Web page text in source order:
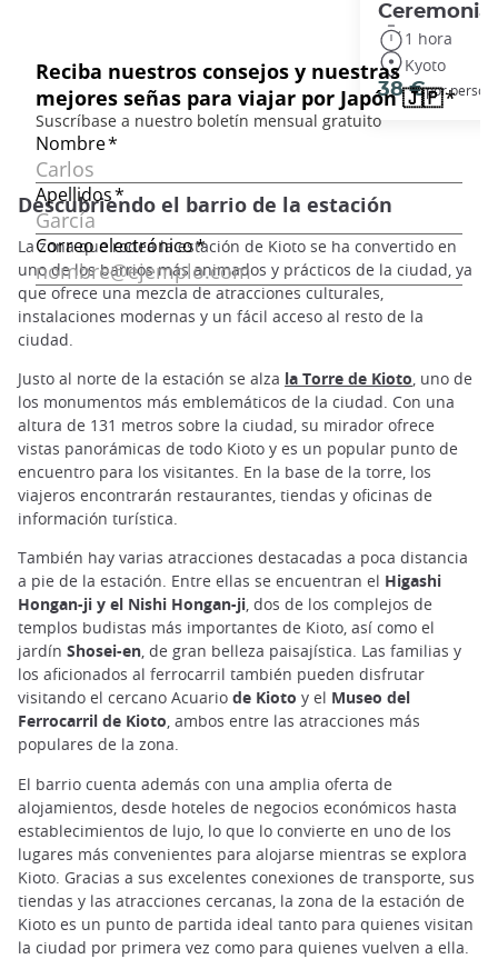
Ceremonia
1 hora
Kyoto
38 €por
Descubriendo el barrio de la estación
La zona que rodea la estación de Kioto se ha convertido en
uno de los barrios más animados y prácticos de la ciudad, ya
que ofrece una mezcla de atracciones culturales,
instalaciones modernas y un fácil acceso al resto de la
ciudad.
Justo al norte de la estación se alza la Torre de Kioto, uno de
los monumentos más emblemáticos de la ciudad. Con una
altura de 131 metros sobre la ciudad, su mirador ofrece
vistas panorámicas de todo Kioto y es un popular punto de
encuentro para los visitantes. En la base de la torre, los
viajeros encontrarán restaurantes, tiendas y oficinas de
información turística.
También hay varias atracciones destacadas a poca distancia
a pie de la estación. Entre ellas se encuentran el Higashi
Hongan-ji y el Nishi Hongan-ji, dos de los complejos de
templos budistas más importantes de Kioto, así como el
jardín Shosei-en, de gran belleza paisajística. Las familias y
los aficionados al ferrocarril también pueden disfrutar
visitando el cercano Acuario de Kioto y el Museo del
Ferrocarril de Kioto, ambos entre las atracciones más
populares de la zona.
El barrio cuenta además con una amplia oferta de
alojamientos, desde hoteles de negocios económicos hasta
establecimientos de lujo, lo que lo convierte en uno de los
lugares más convenientes para alojarse mientras se explora
Kioto. Gracias a sus excelentes conexiones de transporte, sus
tiendas y las atracciones cercanas, la zona de la estación de
Kioto es un punto de partida ideal tanto para quienes visitan
la ciudad por primera vez como para quienes vuelven a ella.